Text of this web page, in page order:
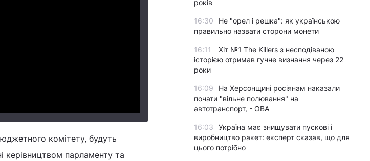
комітету, будуть
керівництвом парламенту та
років
16:30
Не "орел і решка": як українською
правильно назвати сторони монети
16:11
Хіт №1 The Killers з несподіваною
історією отримав гучне визнання через 22
роки
16:09
На Херсонщині росіянам наказали
почати "вільне полювання" на
автотранспорт, - ОВА
16:03
Україна має знищувати пускові і
виробництво ракет: експерт сказав, що для
цього потрібно